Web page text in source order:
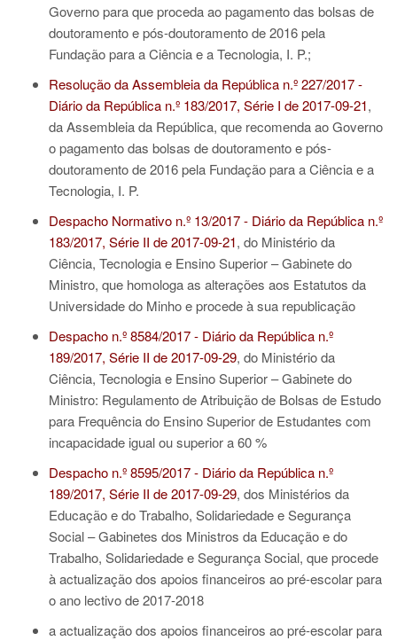
Governo para que proceda ao pagamento das bolsas de
doutoramento e pós-doutoramento de 2016 pela
Fundação para a Ciência e a Tecnologia, I. P.;
Resolução da Assembleia da República n.º 227/2017 -
Diário da República n.º 183/2017, Série I de 2017-09-21,
da Assembleia da República, que recomenda ao Governo
o pagamento das bolsas de doutoramento e pós-
doutoramento de 2016 pela Fundação para a Ciência e a
Tecnologia, I. P.
Despacho Normativo n.º 13/2017 - Diário da República n.º
183/2017, Série II de 2017-09-21, do Ministério da
Ciência, Tecnologia e Ensino Superior – Gabinete do
Ministro, que homologa as alterações aos Estatutos da
Universidade do Minho e procede à sua republicação
Despacho n.º 8584/2017 - Diário da República n.º
189/2017, Série II de 2017-09-29, do Ministério da
Ciência, Tecnologia e Ensino Superior – Gabinete do
Ministro: Regulamento de Atribuição de Bolsas de Estudo
para Frequência do Ensino Superior de Estudantes com
incapacidade igual ou superior a 60 %
Despacho n.º 8595/2017 - Diário da República n.º
189/2017, Série II de 2017-09-29, dos Ministérios da
Educação e do Trabalho, Solidariedade e Segurança
Social – Gabinetes dos Ministros da Educação e do
Trabalho, Solidariedade e Segurança Social, que procede
à actualização dos apoios financeiros ao pré-escolar para
o ano lectivo de 2017-2018
a actualização dos apoios financeiros ao pré-escolar para